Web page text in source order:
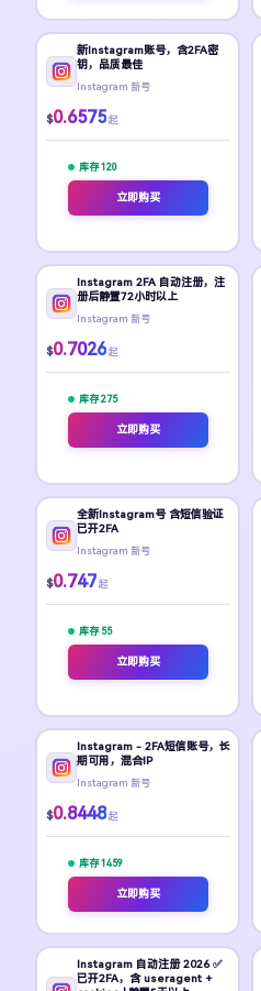
新Instagram账号，含2FA密
钥，品质最佳
Instagram 新号
$0.6575 起
库存 120
立即购买
Instagram 2FA 自动注册，注
册后静置72小时以上
Instagram 新号
$0.7026 起
库存 275
立即购买
全新Instagram号 含短信验证
已开2FA
Instagram 新号
$0.747 起
库存 55
立即购买
Instagram - 2FA短信账号，长
期可用，混合IP
Instagram 新号
$0.8448 起
库存 1459
立即购买
Instagram 自动注册 2026 ✅
已开2FA，含 useragent +